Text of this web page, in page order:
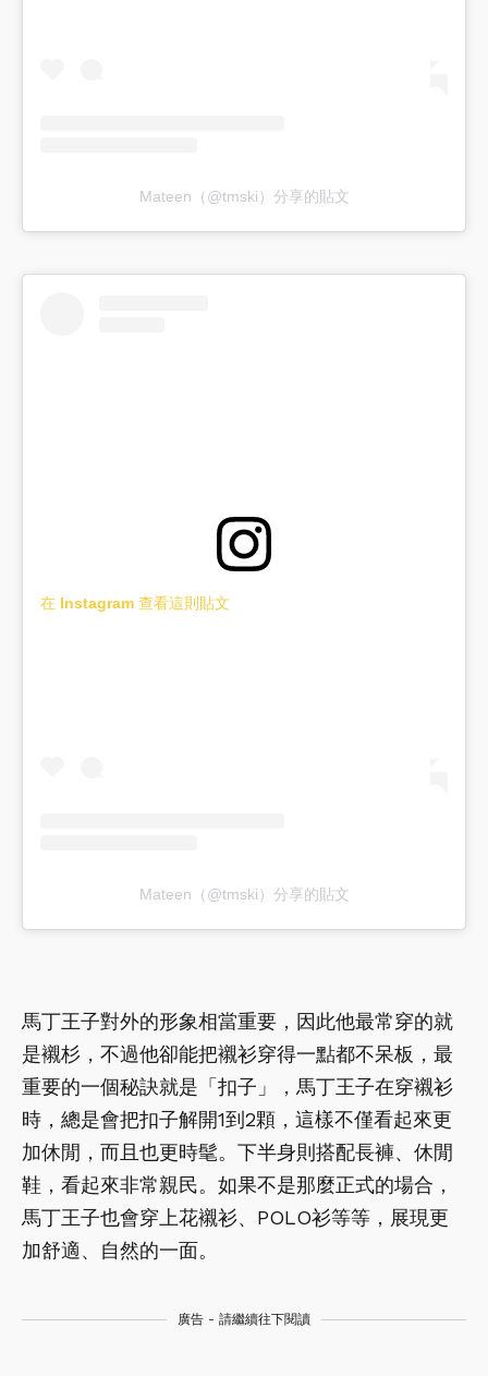
Mateen（@tmski）分享的貼文
在 Instagram 查看這則貼文
Mateen（@tmski）分享的貼文
馬丁王子對外的形象相當重要，因此他最常穿的就
是襯杉，不過他卻能把襯衫穿得一點都不呆板，最
重要的一個秘訣就是「扣子」，馬丁王子在穿襯衫
時，總是會把扣子解開1到2顆，這樣不僅看起來更
加休閒，而且也更時髦。下半身則搭配長褲、休閒
鞋，看起來非常親民。如果不是那麼正式的場合，
馬丁王子也會穿上花襯衫、POLO衫等等，展現更
加舒適、自然的一面。
廣告 - 請繼續往下閱讀